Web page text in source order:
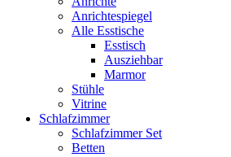
Anrichtespiegel
Alle Esstische
Esstisch
Ausziehbar
Marmor
Stühle
Vitrine
Schlafzimmer
Schlafzimmer Set
Betten